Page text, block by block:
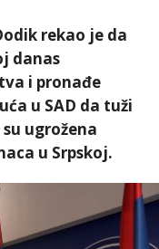
rekao je da
danas
i pronađe
u SAD da tuži
ugrožena
u Srpskoj.